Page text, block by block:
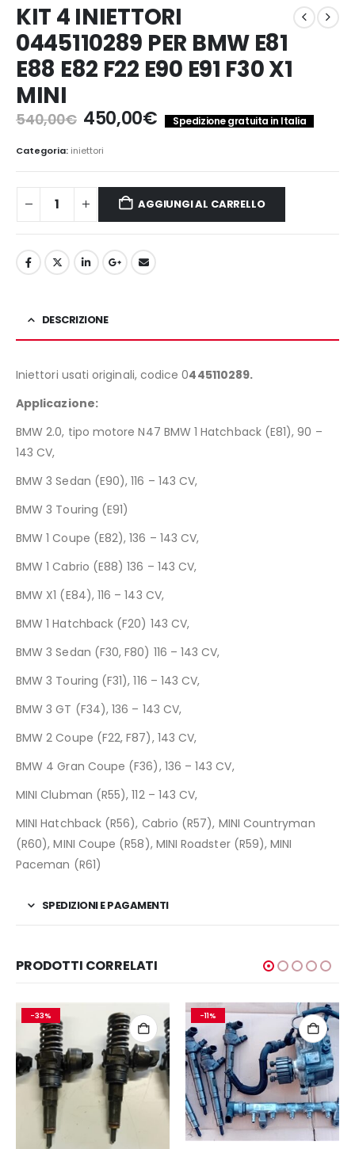
KIT 4 INIETTORI
0445110289 PER BMW E81
E88 E82 F22 E90 E91 F30 X1
MINI
540,00€ Il
prezzo
originale
era:
540,00€.
450,00€Il
prezzo
è:
450,00€.
Spedizione gratuita in Italia
Categoria: iniettori
AGGIUNGI AL CARRELLO
DESCRIZIONE
Iniettori usati originali, codice 0445110289.
Applicazione:
BMW 2.0, tipo motore N47 BMW 1 Hatchback (E81), 90 –
143 CV,
BMW 3 Sedan (E90), 116 – 143 CV,
BMW 3 Touring (E91)
BMW 1 Coupe (E82), 136 – 143 CV,
BMW 1 Cabrio (E88) 136 – 143 CV,
BMW X1 (E84), 116 – 143 CV,
BMW 1 Hatchback (F20) 143 CV,
BMW 3 Sedan (F30, F80) 116 – 143 CV,
BMW 3 Touring (F31), 116 – 143 CV,
BMW 3 GT (F34), 136 – 143 CV,
BMW 2 Coupe (F22, F87), 143 CV,
BMW 4 Gran Coupe (F36), 136 – 143 CV,
MINI Clubman (R55), 112 – 143 CV,
MINI Hatchback (R56), Cabrio (R57), MINI Countryman
(R60), MINI Coupe (R58), MINI Roadster (R59), MINI
Paceman (R61)
SPEDIZIONI E PAGAMENTI
PRODOTTI CORRELATI
-33% -11%